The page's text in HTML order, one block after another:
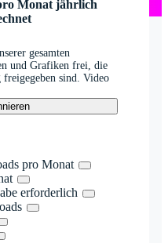
Monat jährlich
gesamten
und Grafiken frei, die
sind. Video
pro Monat
erforderlich